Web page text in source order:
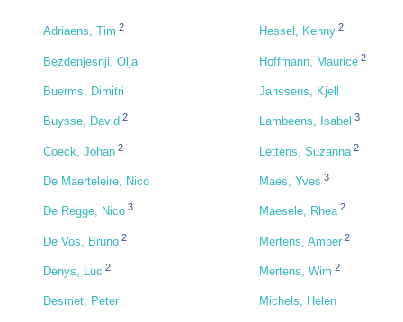
Adriaens, Tim 2
Bezdenjesnji, Olja
Buerms, Dimitri
Buysse, David 2
Coeck, Johan 2
De Maerteleire, Nico
De Regge, Nico 3
De Vos, Bruno 2
Denys, Luc 2
Desmet, Peter
Hessel, Kenny 2
Hoffmann, Maurice 2
Janssens, Kjell
Lambeens, Isabel 3
Lettens, Suzanna 2
Maes, Yves 3
Maesele, Rhea 2
Mertens, Amber 2
Mertens, Wim 2
Michels, Helen